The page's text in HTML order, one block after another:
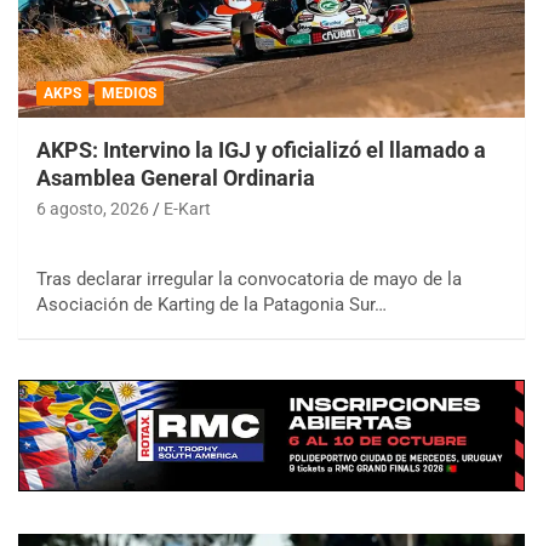
AKPS MEDIOS
AKPS: Intervino la IGJ y oficializó el llamado a
Asamblea General Ordinaria
6 agosto, 2026 E-Kart
Tras declarar irregular la convocatoria de mayo de la
Asociación de Karting de la Patagonia Sur…